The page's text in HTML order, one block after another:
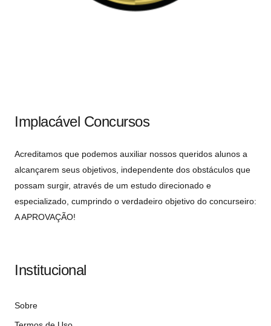
Implacável Concursos
Acreditamos que podemos auxiliar nossos queridos alunos a
alcançarem seus objetivos, independente dos obstáculos que
possam surgir, através de um estudo direcionado e
especializado, cumprindo o verdadeiro objetivo do concurseiro:
A APROVAÇÃO!
Institucional
Sobre